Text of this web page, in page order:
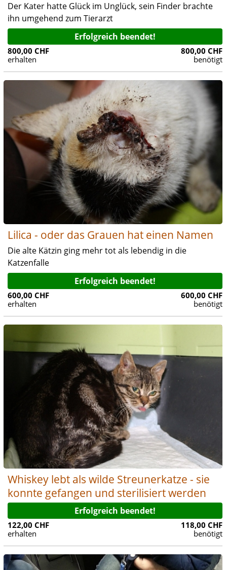
Der Kater hatte Glück im Unglück, sein Finder brachte
ihn umgehend zum Tierarzt
Erfolgreich beendet!
800,00 CHF
erhalten
800,00 CHF
benötigt
Lilica - oder das Grauen hat einen Namen
Die alte Kätzin ging mehr tot als lebendig in die
Katzenfalle
Erfolgreich beendet!
600,00 CHF
erhalten
600,00 CHF
benötigt
Whiskey lebt als wilde Streunerkatze - sie
konnte gefangen und sterilisiert werden
Erfolgreich beendet!
122,00 CHF
erhalten
118,00 CHF
benötigt